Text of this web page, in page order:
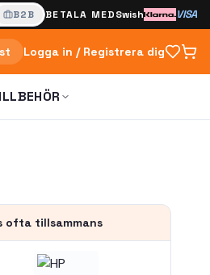
B2B BETALA MEDSwish VISA
Logga in / Registrera dig
ofta tillsammans